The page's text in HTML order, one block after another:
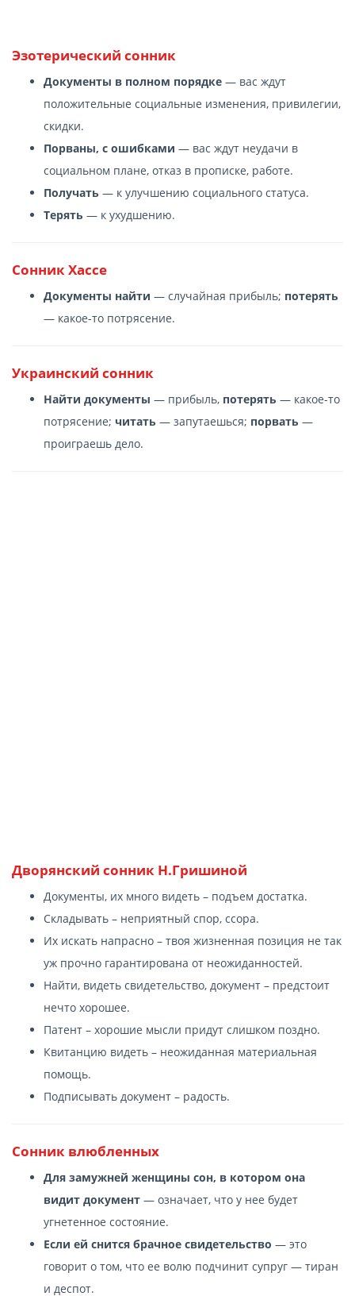
Эзотерический сонник
Документы в полном порядке — вас ждут
положительные социальные изменения, привилегии,
скидки.
Порваны, с ошибками — вас ждут неудачи в
социальном плане, отказ в прописке, работе.
Получать — к улучшению социального статуса.
Терять — к ухудшению.
Сонник Хассе
Документы найти — случайная прибыль; потерять
— какое-то потрясение.
Украинский сонник
Найти документы — прибыль, потерять — какое-то
потрясение; читать — запутаешься; порвать —
проиграешь дело.
Дворянский сонник Н.Гришиной
Документы, их много видеть – подъем достатка.
Складывать – неприятный спор, ссора.
Их искать напрасно – твоя жизненная позиция не так
уж прочно гарантирована от неожиданностей.
Найти, видеть свидетельство, документ – предстоит
нечто хорошее.
Патент – хорошие мысли придут слишком поздно.
Квитанцию видеть – неожиданная материальная
помощь.
Подписывать документ – радость.
Сонник влюбленных
Для замужней женщины сон, в котором она
видит документ — означает, что у нее будет
угнетенное состояние.
Если ей снится брачное свидетельство — это
говорит о том, что ее волю подчинит супруг — тиран
и деспот.